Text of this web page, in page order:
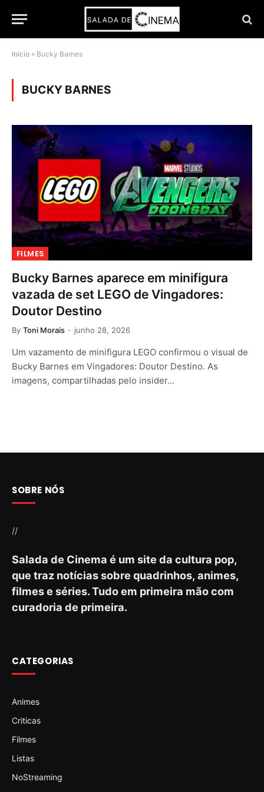
Início » Bucky Barnes
BUCKY BARNES
FILMES
Bucky Barnes aparece em minifigura
vazada de set LEGO de Vingadores:
Doutor Destino
By Toni Morais junho 28, 2026
Um vazamento de minifigura LEGO confirmou o visual de
Bucky Barnes em Vingadores: Doutor Destino. As
imagens, compartilhadas pelo insider…
SOBRE NÓS
//
Salada de Cinema é um site da cultura pop,
que traz notícias sobre quadrinhos, animes,
filmes e séries. Tudo em primeira mão com
curadoria de primeira.
CATEGORIAS
Animes
Criticas
Filmes
Listas
NoStreaming